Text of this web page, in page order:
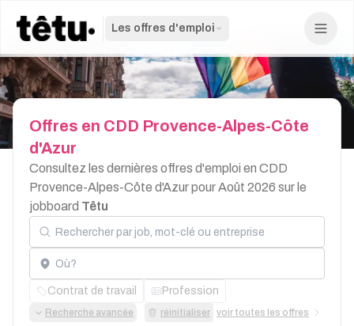
Les offres d'emploi
Offres en CDD Provence-Alpes-Côte
d'Azur
Consultez les dernières offres d'emploi en CDD
Provence-Alpes-Côte d'Azur pour Août 2026 sur le
jobboard Têtu
Rechercher par job, mot-clé ou entreprise
Localisation
Contrat de travail Profession
Recherche avancée réinitialiser voir toutes les offres